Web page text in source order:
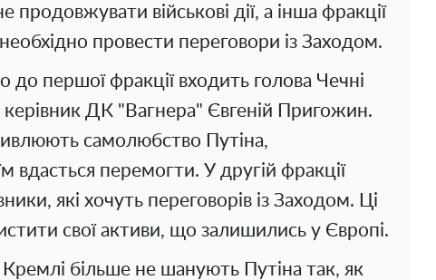
продовжувати військові дії, а інша фракції
провести переговори із Заходом.
до першої фракції входить голова Чечні
ДК "Вагнера" ​​Євгеній Пригожин.
самолюбство Путіна,
перемогти. У другій фракції
які хочуть переговорів із Заходом. Ці
свої активи, що залишились у Європі.
більше не шанують Путіна так, як